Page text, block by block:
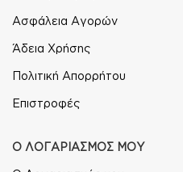
Ασφάλεια Αγορών
Άδεια Χρήσης
Πολιτική Απορρήτου
Επιστροφές
Ο ΛΟΓΑΡΙΑΣΜΟΣ ΜΟΥ